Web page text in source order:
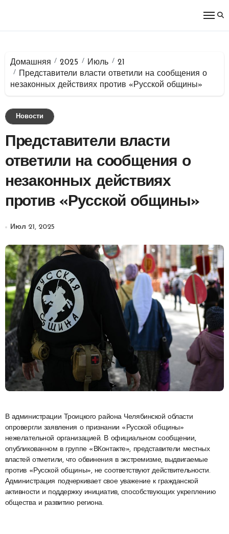
Домашняя 2025 Июль
21
Представители власти ответили на сообщения о
незаконных действиях против «Русской общины»
Новости
Представители власти
ответили на сообщения о
незаконных действиях
против «Русской общины»
Июл 21, 2025
В администрации Троицкого района Челябинской области
опровергли заявления о признании «Русской общины»
нежелательной организацией. В официальном сообщении,
опубликованном в группе «ВКонтакте», представители местных
властей отметили, что обвинения в экстремизме, выдвигаемые
против «Русской общины», не соответствуют действительности.
Администрация подчеркивает свое уважение к гражданской
активности и поддержку инициатив, способствующих укреплению
общества и развитию региона.